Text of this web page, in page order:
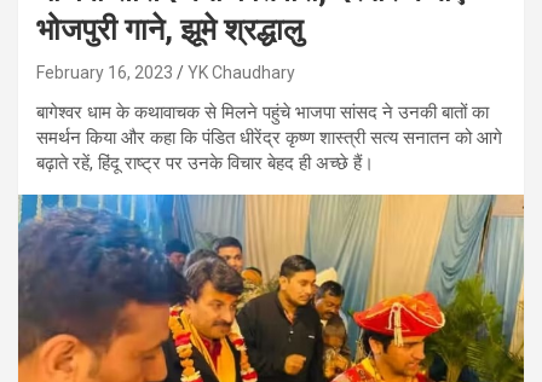
भोजपुरी गाने, झूमे श्रद्धालु
February 16, 2023 YK Chaudhary
बागेश्वर धाम के कथावाचक से मिलने पहुंचे भाजपा सांसद ने उनकी बातों का
समर्थन किया और कहा कि पंडित धीरेंद्र कृष्ण शास्त्री सत्य सनातन को आगे
बढ़ाते रहें, हिंदू राष्ट्र पर उनके विचार बेहद ही अच्छे हैं।